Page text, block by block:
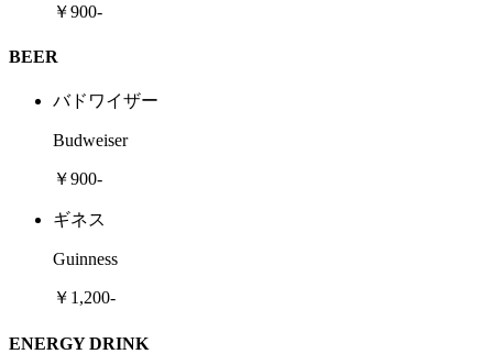
￥900-
BEER
バドワイザー
Budweiser
￥900-
ギネス
Guinness
￥1,200-
ENERGY DRINK